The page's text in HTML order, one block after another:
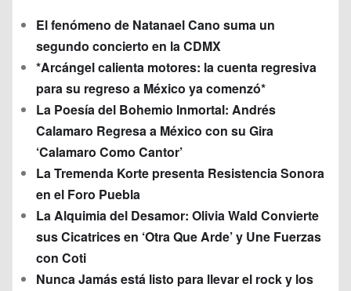
El fenómeno de Natanael Cano suma un
segundo concierto en la CDMX
*Arcángel calienta motores: la cuenta regresiva
para su regreso a México ya comenzó*
La Poesía del Bohemio Inmortal: Andrés
Calamaro Regresa a México con su Gira
‘Calamaro Como Cantor’
La Tremenda Korte presenta Resistencia Sonora
en el Foro Puebla
La Alquimia del Desamor: Olivia Wald Convierte
sus Cicatrices en ‘Otra Que Arde’ y Une Fuerzas
con Coti
Nunca Jamás está listo para llevar el rock y los